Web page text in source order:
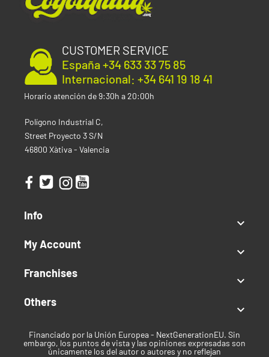
CUSTOMER SERVICE
España +34 633 33 75 85
Internacional: +34 641 19 18 41
Horario atención de 9:30h a 20:00h
Polígono Industrial C,
Street Proyecto 3 S/N
46800 Xàtiva - Valencia
Info

My Account

Franchises

Others

Financiado por la Unión Europea - NextGenerationEU. Sin
embargo, los puntos de vista y las opiniones expresadas son
únicamente los del autor o autores y no reflejan